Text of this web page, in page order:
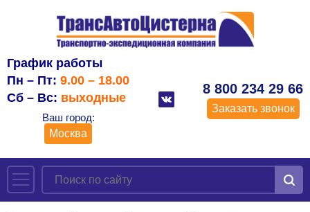
График работы
Пн – Пт: 9.00 – 18.00
Сб – Вс: выходные
Ваш город:
Москва
8 800 234 29 66
Заказать звонок